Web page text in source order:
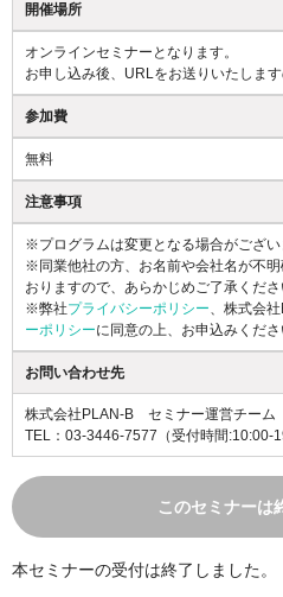
開催場所
オンラインセミナーとなります。
お申し込み後、URLをお送りいたしま
参加費
無料
注意事項
※プログラムは変更となる場合がござい
※同業他社の方、お名前や会社名が不
おりますので、あらかじめご了承くださ
※弊社プライバシーポリシー、株式会
ーポリシーに同意の上、お申込みくださ
お問い合わせ先
株式会社PLAN-B セミナー運営チー
TEL：03-3446-7577（受付時間:10:00-
このセミナーは
本セミナーの受付は終了しました。